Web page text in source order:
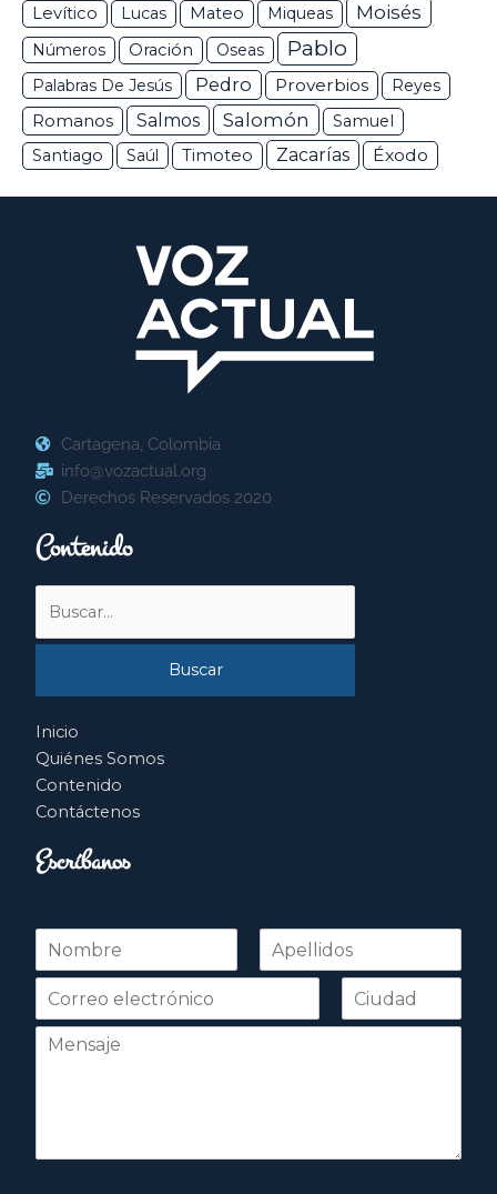
Levítico
Lucas Mateo Miqueas Moisés
Números Oración Oseas Pablo
Palabras De Jesús Pedro Proverbios Reyes
Romanos Salmos Salomón
Samuel
Santiago
Saúl Timoteo Zacarías Éxodo
Cartagena, Colombia
info@vozactual.org
Derechos Reservados 2020
Contenido
por:
Inicio
Quiénes Somos
Contenido
Contáctenos
Escríbanos
N
m
r
Nombre Apellidos